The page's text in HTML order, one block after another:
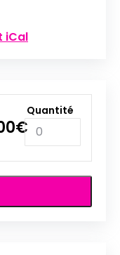
iCal
€
Quantité